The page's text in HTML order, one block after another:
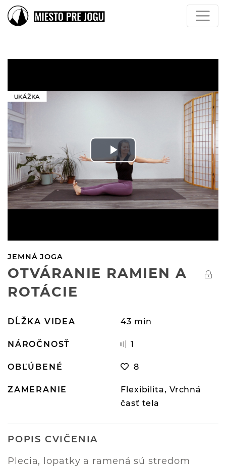
Play
Video
JEMNÁ JOGA
OTVÁRANIE RAMIEN A
ROTÁCIE
DĹŽKA VIDEA 43 min
NÁROČNOSŤ 1
OBĽÚBENÉ 8
ZAMERANIE
Flexibilita, Vrchná
časť tela
POPIS CVIČENIA
Plecia, lopatky a ramená sú stredom